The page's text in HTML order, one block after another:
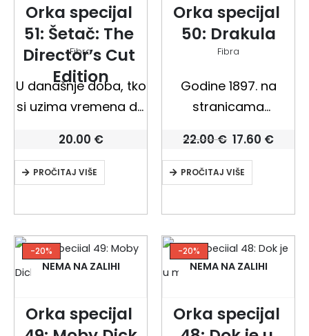
Neugebauera i
Andrije Maurovića
ponovno…
Orka specijal
51: Šetač: The
Director’s Cut
Edition
Fibra
U današnje doba, tko
si uzima vremena da
kako bi dohvatio
zagubljenu igračku?
Da zastane kako bi
promatrao ptice u
lokvicama poslije…
20.00 €
PROČITAJ VIŠE
Orka specijal
50: Drakula
Fibra
Godine 1897. na
stranicama
koji je napisao Bram
Stoker javnost
otkriva izuzetan lik
Drakule, besmrtnog
krvlju živih kako bi i
njih pretvorilo u
22.00€ Izvorna
bila
je:
22.00 €.
17.60 €
PROČITAJ VIŠE
-20%
NEMA NA ZALIHI
Orka specijal
-20%
NEMA NA ZALIHI
Orka specijal